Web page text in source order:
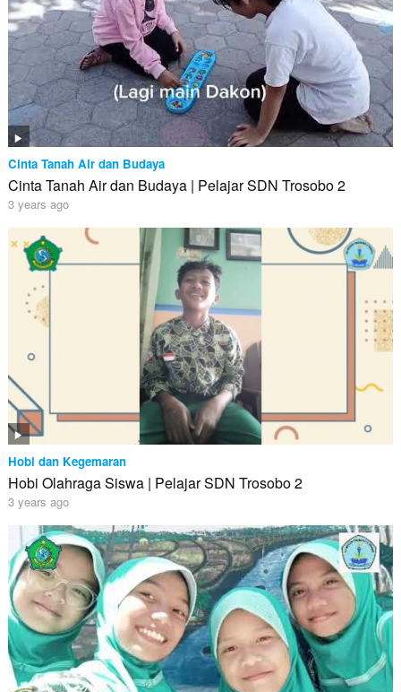
Cinta Tanah Air dan Budaya
Cinta Tanah Air dan Budaya | Pelajar SDN Trosobo 2
3 years ago
Hobi dan Kegemaran
Hobi Olahraga Siswa | Pelajar SDN Trosobo 2
3 years ago